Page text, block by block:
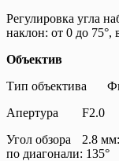
Регулировка угла
наклон: от 0 до 75°,
Объектив
Тип объектива
Апертура
F2.0
Угол обзора
2.8
по диагонали: 135°